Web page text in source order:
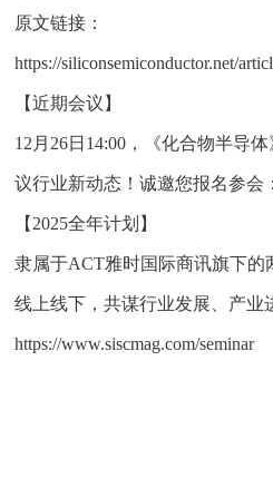
原文链接：
https://siliconsemiconductor.net/
【近期会议】
12月26日14:00，《化合物半导
议行业新动态！诚邀您报名参会
【2025全年计划】
隶属于ACT雅时国际商讯旗下的
线上线下，共谋行业发展、产业
https://www.siscmag.com/seminar